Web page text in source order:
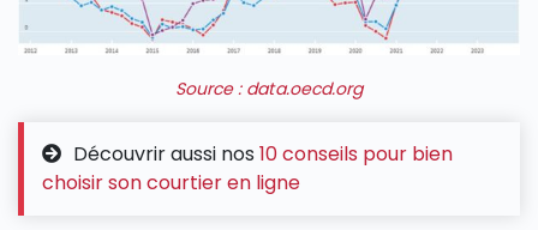
Source : data.oecd.org
Découvrir aussi nos 10 conseils pour bien
choisir son courtier en ligne